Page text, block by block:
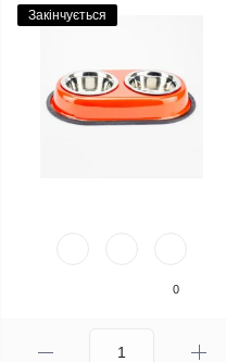
Закінчується
0